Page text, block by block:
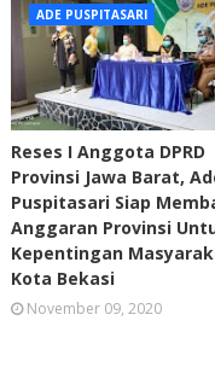
ADE PUSPITASARI
Reses I Anggota DPRD
Provinsi Jawa Barat,
Puspitasari Siap
Anggaran Provinsi
Kepentingan
Kota Bekasi
November 09, 2020